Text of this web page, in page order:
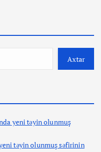
Axtar
yeni təyin olunmuş
təyin olunmuş səfirinin